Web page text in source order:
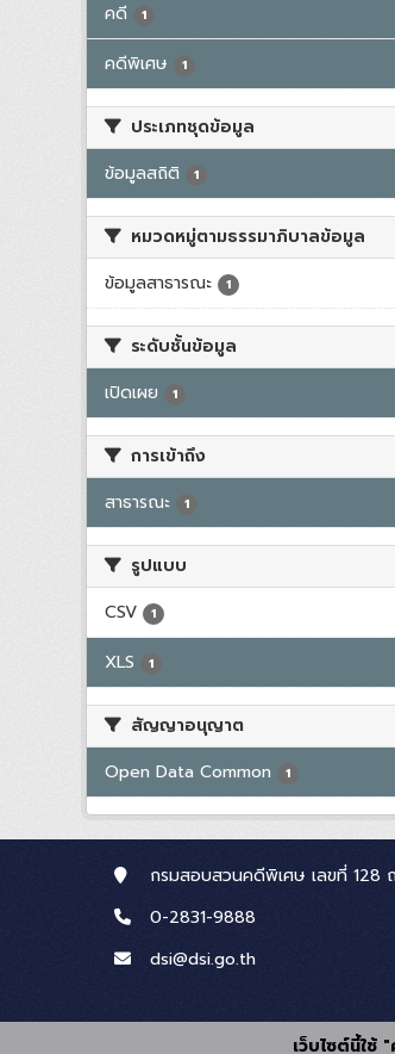
คดี 1
คดีพิเศษ
1
ประเภทชุดข้อมูล
ข้อมูลสถิติ
1
หมวดหมู่ตามธรรมาภิบาลข้อมูล
ข้อมูลสาธารณะ
1
ระดับชั้นข้อมูล
เปิดเผย
1
การเข้าถึง
สาธารณะ
1
รูปแบบ
CSV
1
XLS 1
สัญญาอนุญาต
Open Data Common
1
กรมสอบสวนคดีพิเศษ เลขที่ 128
0-2831-9888
dsi@dsi.go.th
เว็บไซต์นี้ใช้